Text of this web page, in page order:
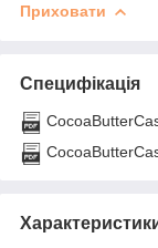
Приховати
Специфікація